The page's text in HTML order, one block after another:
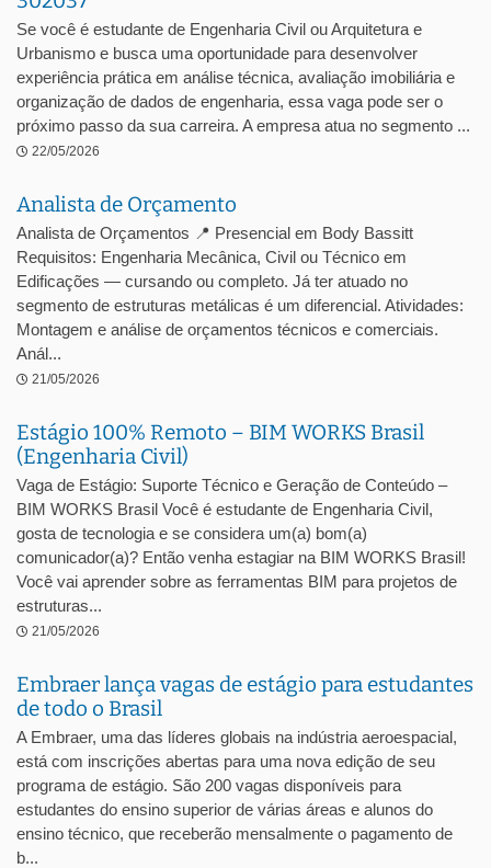
Se você é estudante de Engenharia Civil ou Arquitetura e
Urbanismo e busca uma oportunidade para desenvolver
experiência prática em análise técnica, avaliação imobiliária e
organização de dados de engenharia, essa vaga pode ser o
próximo passo da sua carreira. A empresa atua no segmento ...
22/05/2026
Analista de Orçamento
Analista de Orçamentos 📍 Presencial em Body Bassitt
Requisitos: Engenharia Mecânica, Civil ou Técnico em
Edificações — cursando ou completo. Já ter atuado no
segmento de estruturas metálicas é um diferencial. Atividades:
Montagem e análise de orçamentos técnicos e comerciais.
Anál...
21/05/2026
Estágio 100% Remoto – BIM WORKS Brasil
(Engenharia Civil)
Vaga de Estágio: Suporte Técnico e Geração de Conteúdo –
BIM WORKS Brasil Você é estudante de Engenharia Civil,
gosta de tecnologia e se considera um(a) bom(a)
comunicador(a)? Então venha estagiar na BIM WORKS Brasil!
Você vai aprender sobre as ferramentas BIM para projetos de
estruturas...
21/05/2026
Embraer lança vagas de estágio para estudantes
de todo o Brasil
A Embraer, uma das líderes globais na indústria aeroespacial,
está com inscrições abertas para uma nova edição de seu
programa de estágio. São 200 vagas disponíveis para
estudantes do ensino superior de várias áreas e alunos do
ensino técnico, que receberão mensalmente o pagamento de
b...